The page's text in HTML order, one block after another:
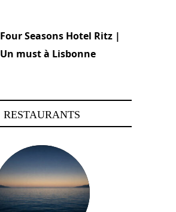
Four Seasons Hotel Ritz |
Un must à Lisbonne
RESTAURANTS